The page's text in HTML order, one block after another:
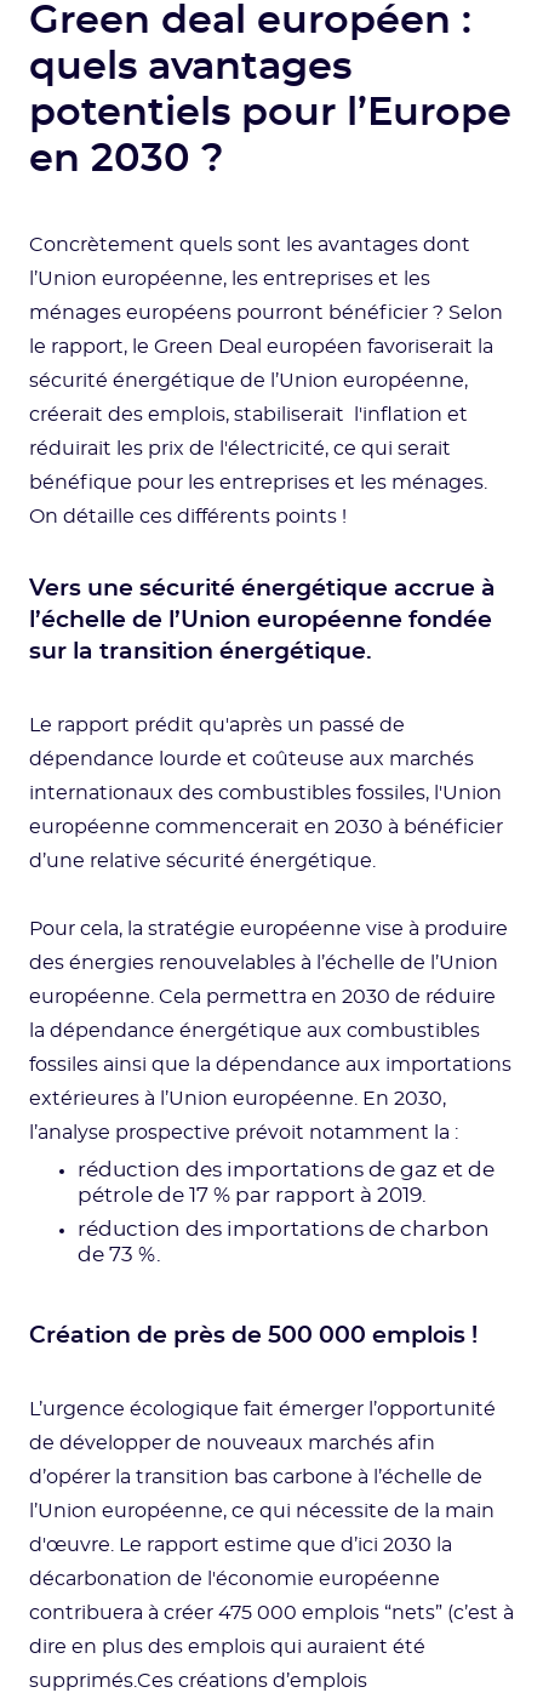
Green deal européen :
quels avantages
potentiels pour l’Europe
en 2030 ?
Concrètement quels sont les avantages dont
l’Union européenne, les entreprises et les
ménages européens pourront bénéficier ? Selon
le rapport, le Green Deal européen favoriserait la
sécurité énergétique de l’Union européenne,
créerait des emplois, stabiliserait l'inflation et
réduirait les prix de l'électricité, ce qui serait
bénéfique pour les entreprises et les ménages.
On détaille ces différents points !
Vers une sécurité énergétique accrue à
l’échelle de l’Union européenne fondée
sur la transition énergétique.
Le rapport prédit qu'après un passé de
dépendance lourde et coûteuse aux marchés
internationaux des combustibles fossiles, l'Union
européenne commencerait en 2030 à bénéficier
d’une relative sécurité énergétique.
Pour cela, la stratégie européenne vise à produire
des énergies renouvelables à l’échelle de l’Union
européenne. Cela permettra en 2030 de réduire
la dépendance énergétique aux combustibles
fossiles ainsi que la dépendance aux importations
extérieures à l’Union européenne. En 2030,
l’analyse prospective prévoit notamment la :
réduction des importations de gaz et de
pétrole de 17 % par rapport à 2019.
réduction des importations de charbon
de 73 %.
‍Création de près de 500 000 emplois !
L’urgence écologique fait émerger l’opportunité
de développer de nouveaux marchés afin
d’opérer la transition bas carbone à l’échelle de
l’Union européenne, ce qui nécessite de la main
d'œuvre. Le rapport estime que d’ici 2030 la
décarbonation de l'économie européenne
contribuera à créer 475 000 emplois “nets” (c’est à
dire en plus des emplois qui auraient été
supprimés.Ces créations d’emplois